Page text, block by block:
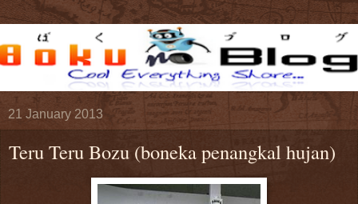
21 January 2013
Teru Teru Bozu (boneka penangkal hujan)